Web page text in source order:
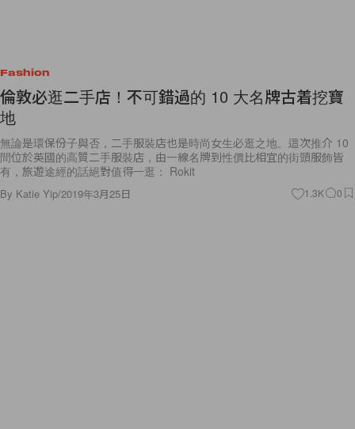
Fashion
倫敦必逛二手店！不可錯過的 10 大名牌古着挖寶
地
無論是環保份子與否，二手服裝店也是時尚女生必逛之地。這次推介 10
間位於英國的高質二手服裝店，由一線名牌到性價比相宜的街頭服飾皆
有，旅遊途經的話絕對值得一逛： Rokit
By Katie Yip/2019年3月25日 1.3K 0